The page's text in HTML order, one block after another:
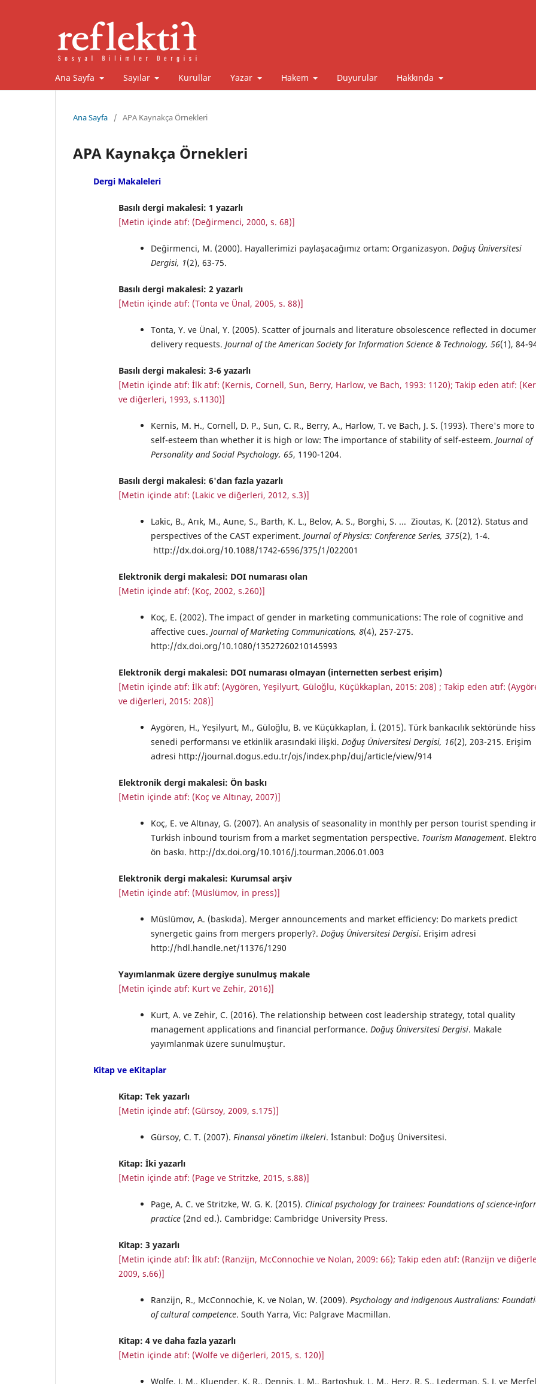
Ana Sayfa Sayılar Kurullar Yazar Hakem Duyurular Hakkında
Ana Sayfa / APA Kaynakça Örnekleri
APA Kaynakça Örnekleri
Dergi Makaleleri
Basılı dergi makalesi: 1 yazarlı
[Metin içinde atıf: (Değirmenci, 2000, s. 68)]
Değirmenci, M. (2000). Hayallerimizi paylaşacağımız ortam: Organizasyon. Doğuş Üniversitesi
Dergisi, 1(2), 63-75.
Basılı dergi makalesi: 2 yazarlı
[Metin içinde atıf: (Tonta ve Ünal, 2005, s. 88)]
Tonta, Y. ve Ünal, Y. (2005). Scatter of journals and literature obsolescence reflected in
delivery requests. Journal of the American Society for Information Science & Technology, 56(1), 84-
Basılı dergi makalesi: 3-6 yazarlı
[Metin içinde atıf: İlk atıf: (Kernis, Cornell, Sun, Berry, Harlow, ve Bach, 1993: 1120); Takip eden atıf:
ve diğerleri, 1993, s.1130)]
Kernis, M. H., Cornell, D. P., Sun, C. R., Berry, A., Harlow, T. ve Bach, J. S. (1993). There's more to
self-esteem than whether it is high or low: The importance of stability of self-esteem. Journal of
Personality and Social Psychology, 65, 1190-1204.
Basılı dergi makalesi: 6'dan fazla yazarlı
[Metin içinde atıf: (Lakic ve diğerleri, 2012, s.3)]
Lakic, B., Arık, M., Aune, S., Barth, K. L., Belov, A. S., Borghi, S. ... Zioutas, K. (2012). Status and
perspectives of the CAST experiment. Journal of Physics: Conference Series, 375(2), 1-4.
http://dx.doi.org/10.1088/1742-6596/375/1/022001
Elektronik dergi makalesi: DOI numarası olan
[Metin içinde atıf: (Koç, 2002, s.260)]
Koç, E. (2002). The impact of gender in marketing communications: The role of cognitive and
affective cues. Journal of Marketing Communications, 8(4), 257-275.
http://dx.doi.org/10.1080/13527260210145993
Elektronik dergi makalesi: DOI numarası olmayan (internetten serbest erişim)
[Metin içinde atıf: İlk atıf: (Aygören, Yeşilyurt, Güloğlu, Küçükkaplan, 2015: 208) ; Takip eden atıf:
ve diğerleri, 2015: 208)]
Aygören, H., Yeşilyurt, M., Güloğlu, B. ve Küçükkaplan, İ. (2015). Türk bankacılık sektöründe
senedi performansı ve etkinlik arasındaki ilişki. Doğuş Üniversitesi Dergisi, 16(2), 203-215. Erişim
adresi http://journal.dogus.edu.tr/ojs/index.php/duj/article/view/914
Elektronik dergi makalesi: Ön baskı
[Metin içinde atıf: (Koç ve Altınay, 2007)]
Koç, E. ve Altınay, G. (2007). An analysis of seasonality in monthly per person tourist spending
Turkish inbound tourism from a market segmentation perspective. Tourism Management.
ön baskı. http://dx.doi.org/10.1016/j.tourman.2006.01.003
Elektronik dergi makalesi: Kurumsal arşiv
[Metin içinde atıf: (Müslümov, in press)]
Müslümov, A. (baskıda). Merger announcements and market efficiency: Do markets predict
synergetic gains from mergers properly?. Doğuş Üniversitesi Dergisi. Erişim adresi
http://hdl.handle.net/11376/1290
Yayımlanmak üzere dergiye sunulmuş makale
[Metin içinde atıf: Kurt ve Zehir, 2016)]
Kurt, A. ve Zehir, C. (2016). The relationship between cost leadership strategy, total quality
management applications and financial performance. Doğuş Üniversitesi Dergisi. Makale
yayımlanmak üzere sunulmuştur.
Kitap ve eKitaplar
Kitap: Tek yazarlı
[Metin içinde atıf: (Gürsoy, 2009, s.175)]
Gürsoy, C. T. (2007). Finansal yönetim ilkeleri. İstanbul: Doğuş Üniversitesi.
Kitap: İki yazarlı
[Metin içinde atıf: (Page ve Stritzke, 2015, s.88)]
Page, A. C. ve Stritzke, W. G. K. (2015). Clinical psychology for trainees: Foundations of science-
practice(2nd ed.). Cambridge: Cambridge University Press.
Kitap: 3 yazarlı
[Metin içinde atıf: İlk atıf: (Ranzijn, McConnochie ve Nolan, 2009: 66); Takip eden atıf: (Ranzijn ve
2009, s.66)]
Ranzijn, R., McConnochie, K. ve Nolan, W. (2009). Psychology and indigenous Australians:
of cultural competence. South Yarra, Vic: Palgrave Macmillan.
Kitap: 4 ve daha fazla yazarlı
[Metin içinde atıf: (Wolfe ve diğerleri, 2015, s. 120)]
Wolfe, J. M., Kluender, K. R., Dennis, L. M., Bartoshuk, L. M., Herz, R. S., Lederman, S. J. ve